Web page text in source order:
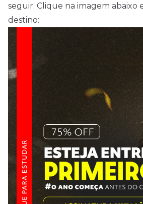
seguir. Clique na imagem abaixo
destino: